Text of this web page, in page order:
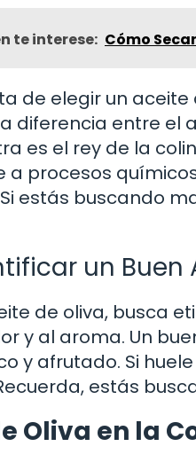
te interese: Cómo
de elegir un
diferencia entre el
es el rey de la
a procesos
estás buscando
un Buen
de oliva, busca
y al aroma. Un
y afrutado. Si
estás
Oliva en la